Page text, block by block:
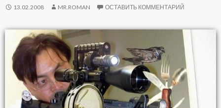
13.02.2008 MR.ROMAN ОСТАВИТЬ КОММЕНТАРИЙ